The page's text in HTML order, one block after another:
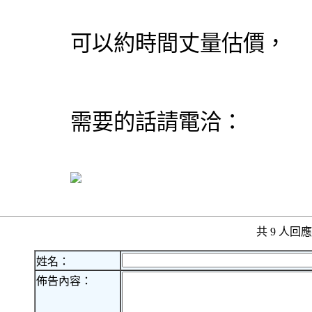
可以約時間丈量估價，
需要的話請電洽：
共 9 人回
姓名：
佈告內容：